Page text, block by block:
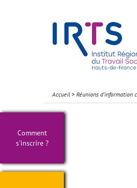
Comment
s'inscrire ?
Accueil > Réunions d’information